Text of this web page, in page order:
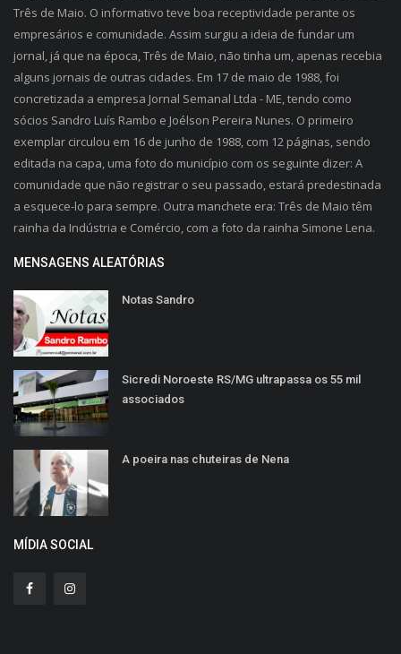
Três de Maio. O informativo teve boa receptividade perante os
empresários e comunidade. Assim surgiu a ideia de fundar um
jornal, já que na época, Três de Maio, não tinha um, apenas recebia
alguns jornais de outras cidades. Em 17 de maio de 1988, foi
concretizada a empresa Jornal Semanal Ltda - ME, tendo como
sócios Sandro Luís Rambo e Joélson Pereira Nunes. O primeiro
exemplar circulou em 16 de junho de 1988, com 12 páginas, sendo
editada na capa, uma foto do município com os seguinte dizer: A
comunidade que não registrar o seu passado, estará predestinada
a esquece-lo para sempre. Outra manchete era: Três de Maio têm
rainha da Indústria e Comércio, com a foto da rainha Simone Lena.
MENSAGENS ALEATÓRIAS
Notas Sandro
Sicredi Noroeste RS/MG ultrapassa os 55 mil
associados
A poeira nas chuteiras de Nena
MÍDIA SOCIAL